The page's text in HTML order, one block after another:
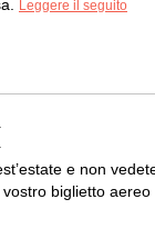
Leggere il seguito
e non
vostro biglietto aereo